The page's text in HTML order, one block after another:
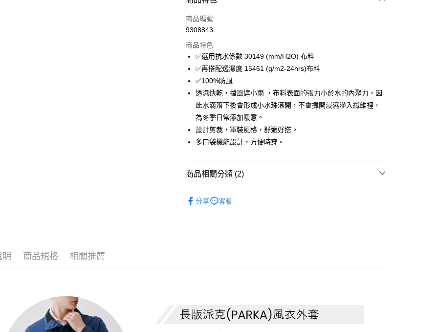
信用卡一次付款
LINE Pay
Apple Pay
悠遊付
Google Pay
ATM付款
全家取貨付款
付款後全家取貨
每筆NT$120，滿NT$1,000(含以上)免運費
商品編號
9308843
商品特色
✅選用抗水係數 30149 (mm/H2O) 布料
✅再搭配透濕度 15461 (g/m2-24hrs)布料
✅100%防風
透濕快乾，擋風遮小雨 ，布料表面的張力小於水的內聚力，因
此水滴落下後會形成小水珠滾開，不會攤開浸濕滲入纖維裡，
為冬季日常添加暖意。
設計剪裁，軍裝風格，舒適好搭。
多口袋機能設計，方便時穿。
商品相關分類 (2)
分享 客服
明 商品規格 相關推薦